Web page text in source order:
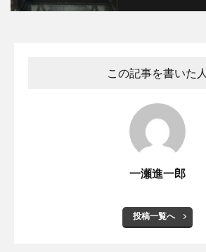
この記事を書いた人
一瀬進一郎
投稿一覧へ